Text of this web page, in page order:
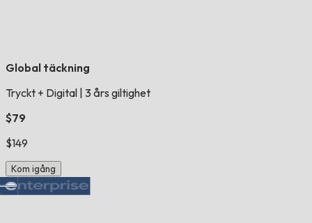
Global täckning
Tryckt + Digital 3 års giltighet
$79
$149
Kom igång